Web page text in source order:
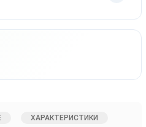
ХАРАКТЕРИСТИКИ